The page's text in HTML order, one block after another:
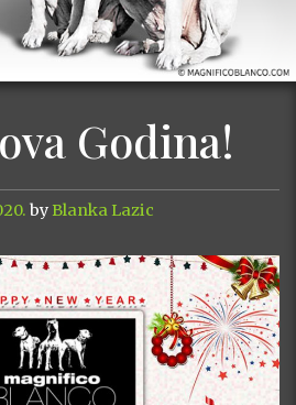
Godina!
by Blanka Lazic